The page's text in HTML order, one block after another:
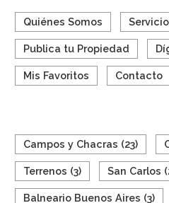
Quiénes Somos
Publica tu Propiedad
Mis Favoritos Contacto
Campos y Chacras (23)
Terrenos (3) San Carlos
Balneario Buenos Aires (3)